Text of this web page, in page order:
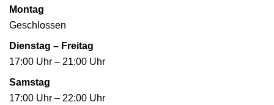
Montag
Geschlossen
Dienstag – Freitag
17:00 Uhr – 21:00 Uhr
Samstag
17:00 Uhr – 22:00 Uhr